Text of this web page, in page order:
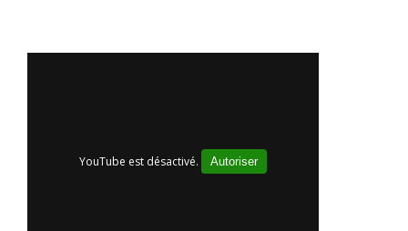
YouTube est désactivé. Autoriser